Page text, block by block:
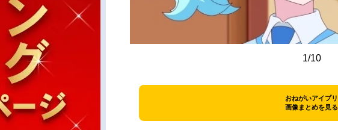
1/10
おねがいアイプリ
画像まとめを見る